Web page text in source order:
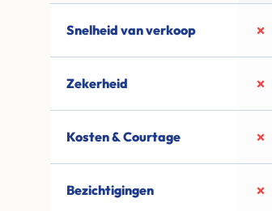
Snelheid van verkoop ✗
Zekerheid ✗
Kosten & Courtage ✗
Bezichtigingen ✗